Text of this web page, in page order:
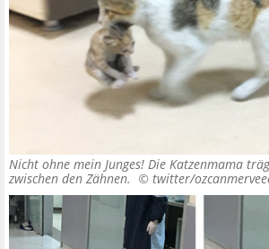
Nicht ohne mein Junges! Die Katzenmama
zwischen den Zähnen. © twitter/